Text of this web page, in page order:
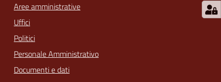
Aree amministrative
Uffici
Politici
Personale Amministrativo
Documenti e dati